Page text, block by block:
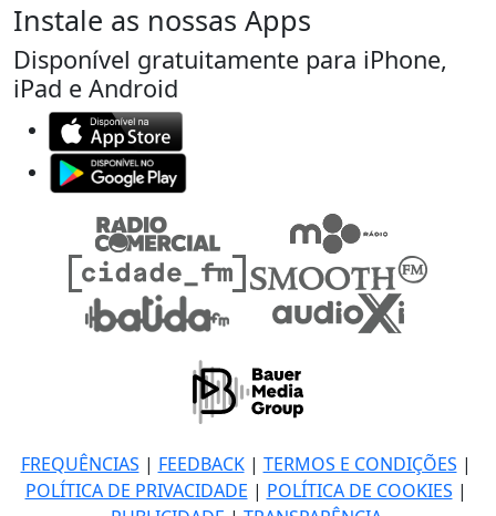
Instale as nossas Apps
Disponível gratuitamente para iPhone,
iPad e Android
FREQUÊNCIAS | FEEDBACK| TERMOS E CONDIÇÕES |
POLÍTICA DE PRIVACIDADE | POLÍTICA DE COOKIES |